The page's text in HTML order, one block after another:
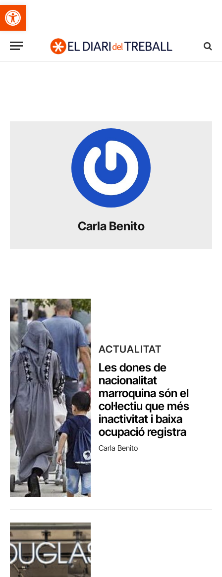
Obre la barra d'eines
Carla Benito
ACTUALITAT
Les dones de
nacionalitat
marroquina són el
col·lectiu que més
inactivitat i baixa
ocupació registra
Carla Benito